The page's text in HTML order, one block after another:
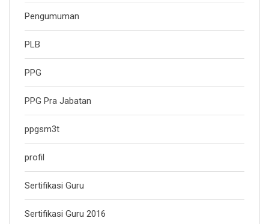
Pengumuman
PLB
PPG
PPG Pra Jabatan
ppgsm3t
profil
Sertifikasi Guru
Sertifikasi Guru 2016